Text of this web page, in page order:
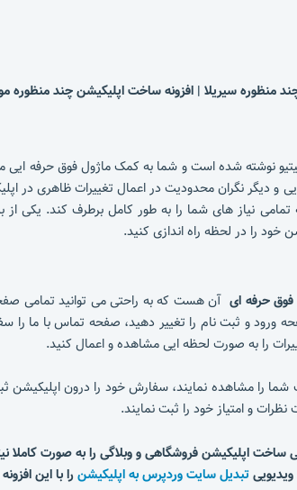
نوشته شده است و شما به کمک ماژول فوق حرفه ایی
نیاز های شما را به طور کامل برطرف کند. یکی از
حرفه ای آن هست که به راحتی می توانید تمامی
ورود و ثبت نام را تغییر دهید، صفحه تماس با ما را
را به صورت لحظه ایی مشاهده و اعمال کنید.
شما را مشاهده نمایند، سفارش خود را درون
و امتیاز خود را ثبت نمایند.
اپلیکیشن فروشگاهی و وبلاگی را به صورت کاملا
تبدیل سایت وردپرس به اپلیکیشنرا با این